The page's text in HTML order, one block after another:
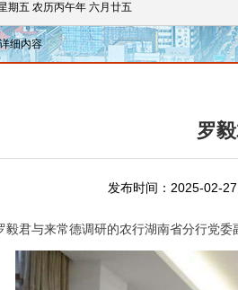
期五 农历丙午年 六月廿五
详细内容
罗
发布时间：2025-02-27
毅君与来常德调研的农行湖南省分行党